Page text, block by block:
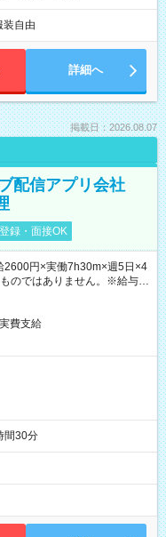
装自由
詳細へ
掲載日：2026.08.07
配信アプリ会社
録・面接OK
円×実働7h30m×週5日×4
のではありません。※給与即
）
費支給
間30分